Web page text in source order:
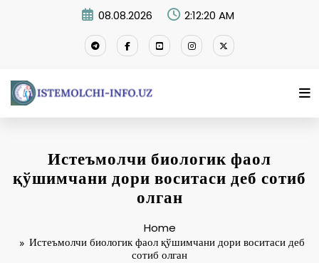
08.08.2026 2:12:21 AM
Истеъмолчи биологик фаол
қўшимчани дори воситаси деб сотиб
олган
Home
Истеъмолчи биологик фаол қўшимчани дори воситаси деб
сотиб олган